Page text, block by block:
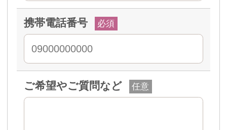
携帯電話番号 必須
ご希望やご質問など 任意